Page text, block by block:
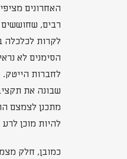
האחרונים
רבים,
לקרות
הסימנים לא
לחברות
שבונה את
מתכנן לצמצם
להיות מוכן לרע
כמובן, חלק